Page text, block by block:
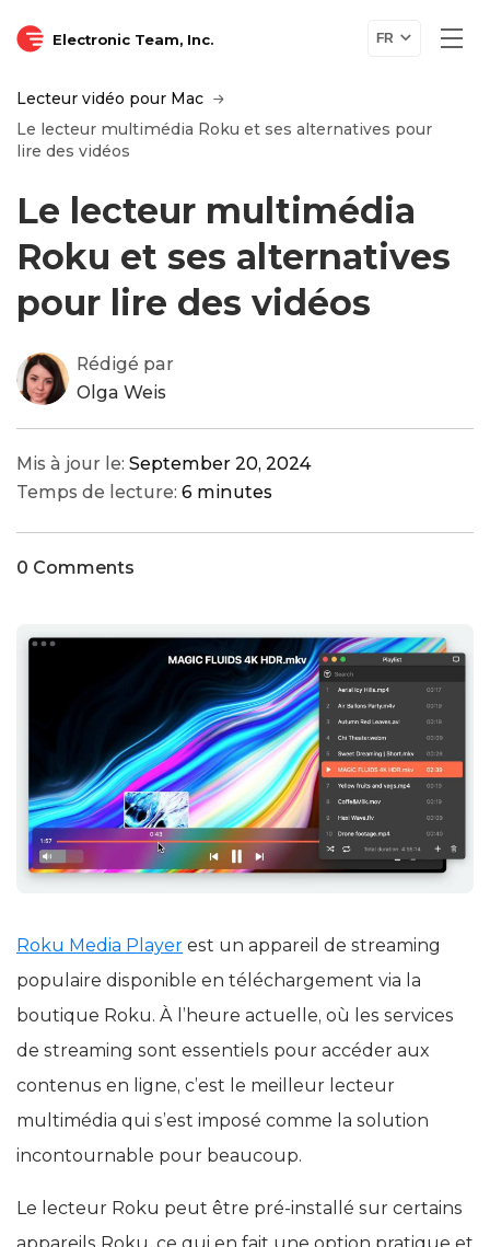
Electronic Team, Inc. FR
Lecteur vidéo pour Mac
Le lecteur multimédia Roku et ses alternatives pour
lire des vidéos
Le lecteur multimédia
Roku et ses alternatives
pour lire des vidéos
Rédigé par
Olga Weis
Mis à jour le: September 20, 2024
Temps de lecture: 6 minutes
0 Comments
Roku Media Player est un appareil de streaming
populaire disponible en téléchargement via la
boutique Roku. À l’heure actuelle, où les services
de streaming sont essentiels pour accéder aux
contenus en ligne, c’est le meilleur lecteur
multimédia qui s’est imposé comme la solution
incontournable pour beaucoup.
Le lecteur Roku peut être pré-installé sur certains